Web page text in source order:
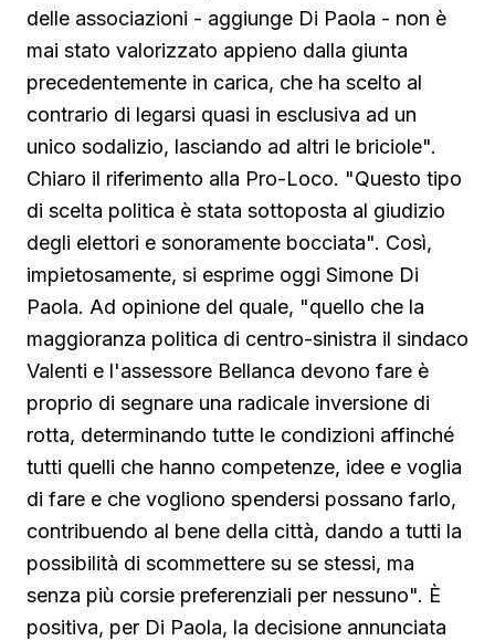
delle associazioni - aggiunge Di Paola - non è
mai stato valorizzato appieno dalla giunta
precedentemente in carica, che ha scelto al
contrario di legarsi quasi in esclusiva ad un
unico sodalizio, lasciando ad altri le briciole".
Chiaro il riferimento alla Pro-Loco. "Questo tipo
di scelta politica è stata sottoposta al giudizio
degli elettori e sonoramente bocciata". Così,
impietosamente, si esprime oggi Simone Di
Paola. Ad opinione del quale, "quello che la
maggioranza politica di centro-sinistra il sindaco
Valenti e l'assessore Bellanca devono fare è
proprio di segnare una radicale inversione di
rotta, determinando tutte le condizioni affinché
tutti quelli che hanno competenze, idee e voglia
di fare e che vogliono spendersi possano farlo,
contribuendo al bene della città, dando a tutti la
possibilità di scommettere su se stessi, ma
senza più corsie preferenziali per nessuno". È
positiva, per Di Paola, la decisione annunciata